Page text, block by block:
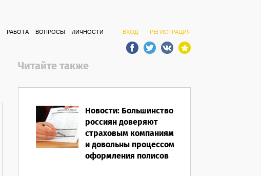
ВХОД РЕГИСТРАЦИЯ
РАБОТА ВОПРОСЫ ЛИЧНОСТИ
Читайте также
Новости: Большинство
россиян доверяют
страховым компаниям
и довольны процессом
оформления полисов